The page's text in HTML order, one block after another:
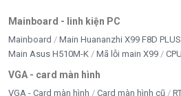
Shop, cửa hàng cần máy ổn
Người dùng cần laptop
Mainboard - linh kiện PC
Mainboard Main Huananzhi X99 F8D PLUS
Main Asus H510M-K
Mã lỗi main X99 CPU
VGA - card màn hình
VGA - Card màn hình Card màn hình cũ